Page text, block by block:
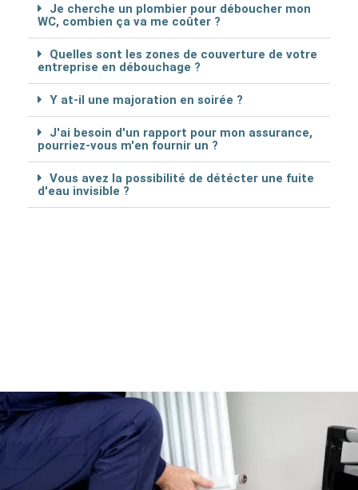
Je cherche un plombier pour déboucher mon
WC, combien ça va me coûter ?
Quelles sont les zones de couverture de votre
entreprise en débouchage ?
Y at-il une majoration en soirée ?
J'ai besoin d'un rapport pour mon assurance,
pourriez-vous m'en fournir un ?
Vous avez la possibilité de détécter une fuite
d'eau invisible ?